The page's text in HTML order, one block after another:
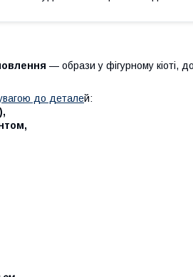
— образи у фігурному кіоті,
до деталей: